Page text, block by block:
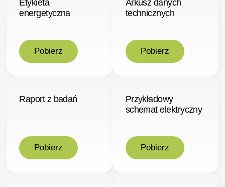
Etykieta
energetyczna
Pobierz
Arkusz danych
technicznych
Pobierz
Raport z badań
Pobierz
Przykładowy
schemat elektryczny
Pobierz